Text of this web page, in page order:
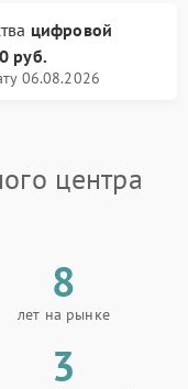
цифровой
руб.
06.08.2026
центра
8
лет на рынке
3